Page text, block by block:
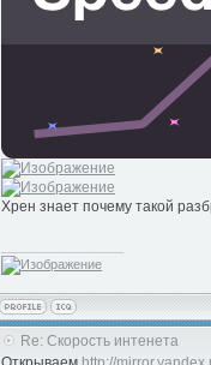
Хрен знает почему такой
Re: Скорость интенета